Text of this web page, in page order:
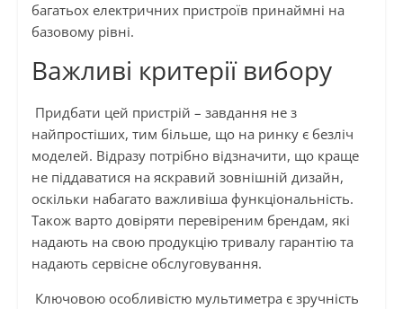
багатьох електричних пристроїв принаймні на
базовому рівні.
Важливі критерії вибору
Придбати цей пристрій – завдання не з
найпростіших, тим більше, що на ринку є безліч
моделей. Відразу потрібно відзначити, що краще
не піддаватися на яскравий зовнішній дизайн,
оскільки набагато важливіша функціональність.
Також варто довіряти перевіреним брендам, які
надають на свою продукцію тривалу гарантію та
надають сервісне обслуговування.
Ключовою особливістю мультиметра є зручність